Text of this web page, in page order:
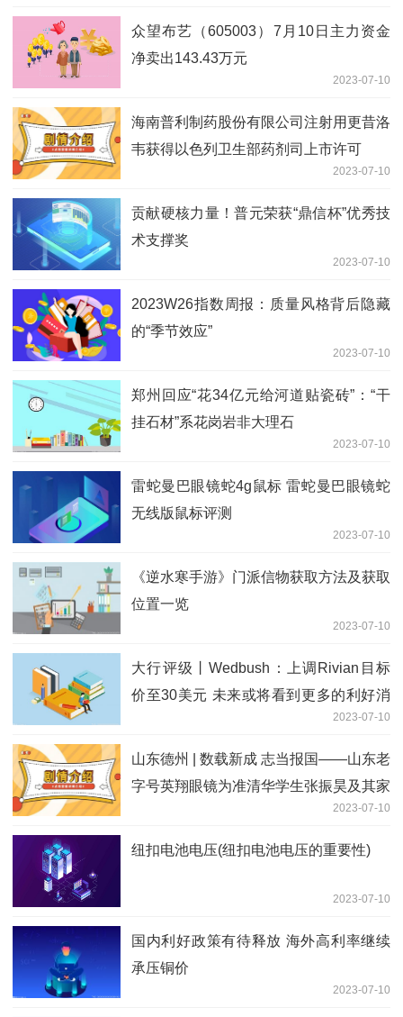
众望布艺（605003）7月10日主力资金
净卖出143.43万元
2023-07-10
海南普利制药股份有限公司注射用更昔洛
韦获得以色列卫生部药剂司上市许可
2023-07-10
贡献硬核力量！普元荣获“鼎信杯”优秀技
术支撑奖
2023-07-10
2023W26指数周报：质量风格背后隐藏
的“季节效应”
2023-07-10
郑州回应“花34亿元给河道贴瓷砖”：“干
挂石材”系花岗岩非大理石
2023-07-10
雷蛇曼巴眼镜蛇4g鼠标 雷蛇曼巴眼镜蛇
无线版鼠标评测
2023-07-10
《逆水寒手游》门派信物获取方法及获取
位置一览
2023-07-10
大行评级丨Wedbush：上调Rivian目标
价至30美元 未来或将看到更多的利好消
2023-07-10
山东德州 | 数载新成 志当报国——山东老
字号英翔眼镜为准清华学生张振昊及其家
2023-07-10
纽扣电池电压(纽扣电池电压的重要性)
2023-07-10
国内利好政策有待释放 海外高利率继续
承压铜价
2023-07-10